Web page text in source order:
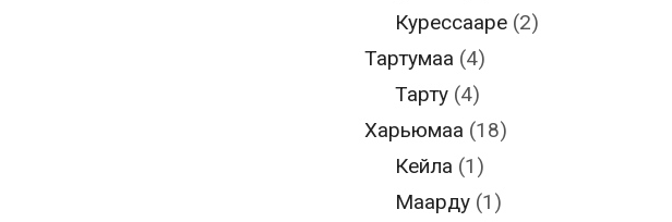
Курессааре (2)
Тартумаа (4)
Тарту (4)
Харьюмаа (18)
Кейла (1)
Маарду (1)